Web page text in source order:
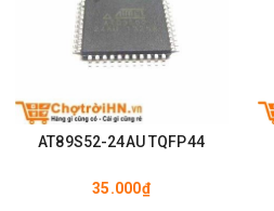
AT89S52-24AU TQFP44
35.000₫